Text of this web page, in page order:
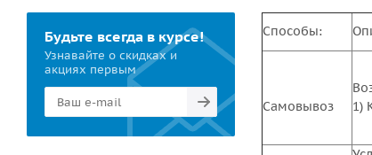
Способы:
Самовывоз
1)
Будьте всегда в курсе!
Узнавайте о скидках и
акциях первым